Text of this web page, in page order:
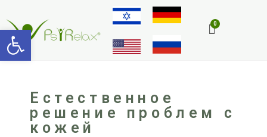
Открыть панель
Естественное
решение проблем с
кожей